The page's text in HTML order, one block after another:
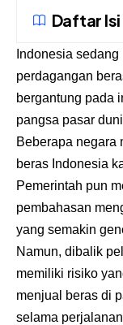
Daftar Isi
Indonesia
perdagangan
bergantung pada
pangsa pasar
Beberapa negara
beras Indonesia
Pemerintah pun
pembahasan
yang semakin
Namun, dibalik
memiliki risiko
menjual beras di
selama